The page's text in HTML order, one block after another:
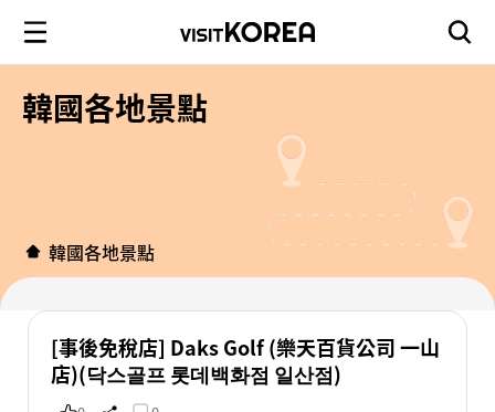
韓國各地景點
韓國各地景點
[事後免稅店] Daks Golf (樂天百貨公司 一山
店)(닥스골프 롯데백화점 일산점)